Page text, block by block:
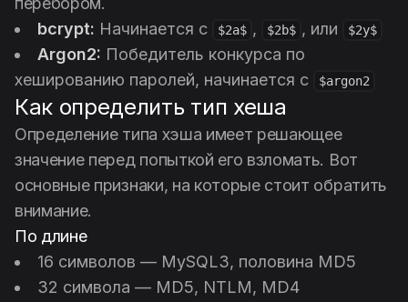
bcrypt: Начинается с $2a$ , $2b$ , или $2y$
Argon2: Победитель конкурса по
хешированию паролей, начинается с
$argon2
Как определить тип хеша
Определение типа хэша имеет решающее
значение перед попыткой его взломать. Вот
основные признаки, на которые стоит обратить
внимание.
По длине
16 символов — MySQL3, половина MD5
32 символа — MD5, NTLM, MD4